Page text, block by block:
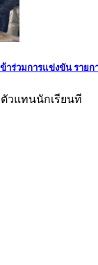
วมการแข่งขัน รายกา
วแทนนักเรียนที